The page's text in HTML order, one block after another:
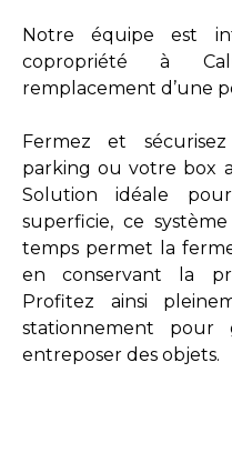
Notre équipe est
copropriété à
remplacement d’une
Fermez et
parking ou votre box
Solution idéale
superficie, ce
temps permet la
en conservant la
Profitez ainsi
stationnement
entreposer des objets.